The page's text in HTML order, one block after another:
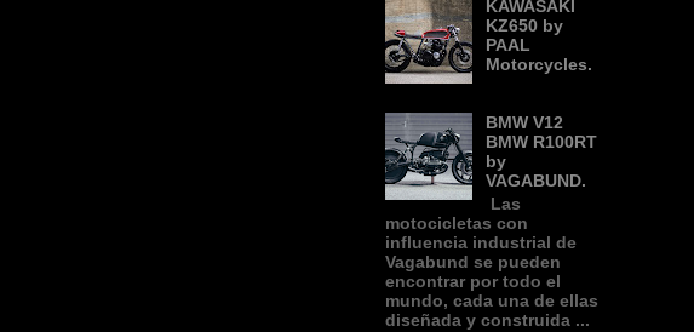
KAWASAKI
KZ650 by
PAAL
Motorcycles.
BMW V12
BMW R100RT
by
VAGABUND.
Las
motocicletas con
influencia industrial de
Vagabund se pueden
encontrar por todo el
mundo, cada una de ellas
diseñada y construida ...